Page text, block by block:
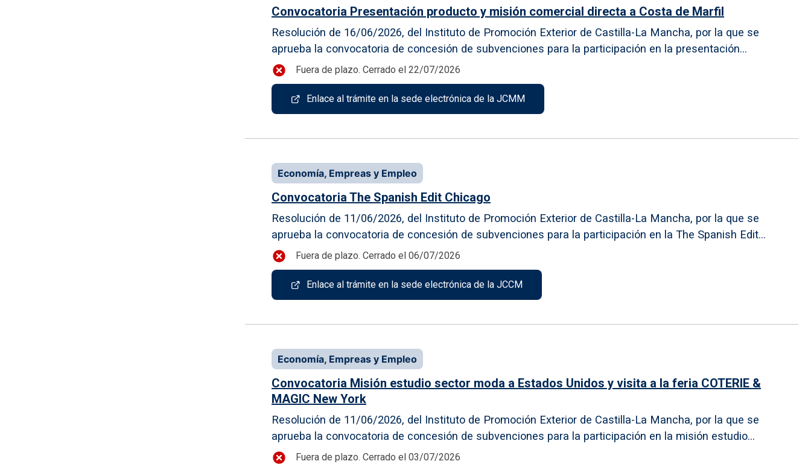
Convocatoria Presentación producto y misión comercial directa a Costa de Marfil
Resolución de 16/06/2026, del Instituto de Promoción Exterior de Castilla-La Mancha, por la que se
aprueba la convocatoria de concesión de subvenciones para la participación en la presentación...
Fuera de plazo. Cerrado el 22/07/2026
Enlace al trámite en la sede electrónica de la JCMM
Economía, Empreas y Empleo
Convocatoria The Spanish Edit Chicago
Resolución de 11/06/2026, del Instituto de Promoción Exterior de Castilla-La Mancha, por la que se
aprueba la convocatoria de concesión de subvenciones para la participación en la The Spanish Edit...
Fuera de plazo. Cerrado el 06/07/2026
Enlace al trámite en la sede electrónica de la JCCM
Economía, Empreas y Empleo
Convocatoria Misión estudio sector moda a Estados Unidos y visita a la feria COTERIE &
MAGIC New York
Resolución de 11/06/2026, del Instituto de Promoción Exterior de Castilla-La Mancha, por la que se
aprueba la convocatoria de concesión de subvenciones para la participación en la misión estudio...
Fuera de plazo. Cerrado el 03/07/2026